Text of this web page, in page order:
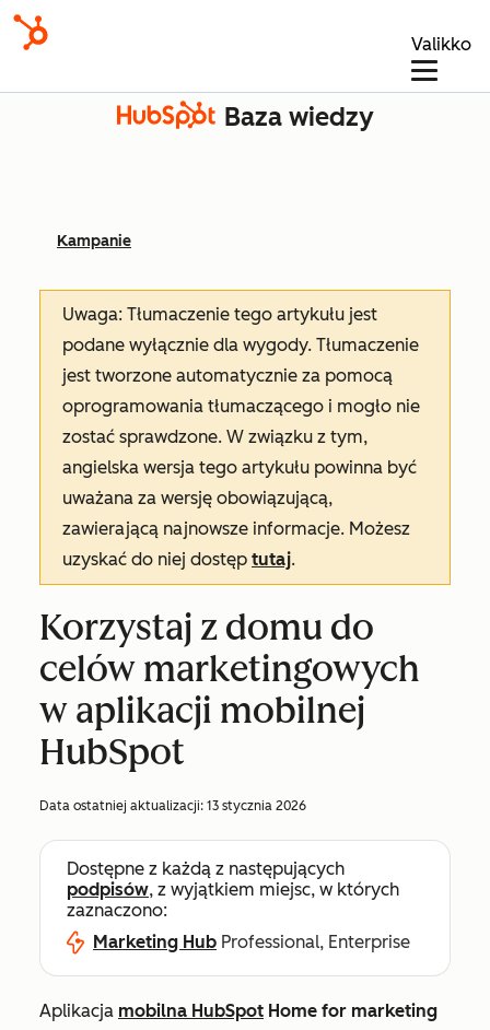
Valikko
Baza wiedzy
Kampanie
Uwaga: Tłumaczenie tego artykułu jest
podane wyłącznie dla wygody. Tłumaczenie
jest tworzone automatycznie za pomocą
oprogramowania tłumaczącego i mogło nie
zostać sprawdzone. W związku z tym,
angielska wersja tego artykułu powinna być
uważana za wersję obowiązującą,
zawierającą najnowsze informacje. Możesz
uzyskać do niej dostęp tutaj.
Korzystaj z domu do
celów marketingowych
w aplikacji mobilnej
HubSpot
Data ostatniej aktualizacji: 13 stycznia 2026
Dostępne z każdą z następujących
podpisów, z wyjątkiem miejsc, w których
zaznaczono:
Marketing Hub Professional, Enterprise
Aplikacja mobilna HubSpot Home for marketing